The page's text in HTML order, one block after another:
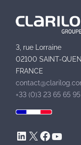
3, rue Lorraine
02100 SAINT-
FRANCE
+33 (0)3 23 65 65 95
LinkedIn X Facebook YouTube